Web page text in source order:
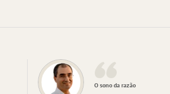
O sono da razão